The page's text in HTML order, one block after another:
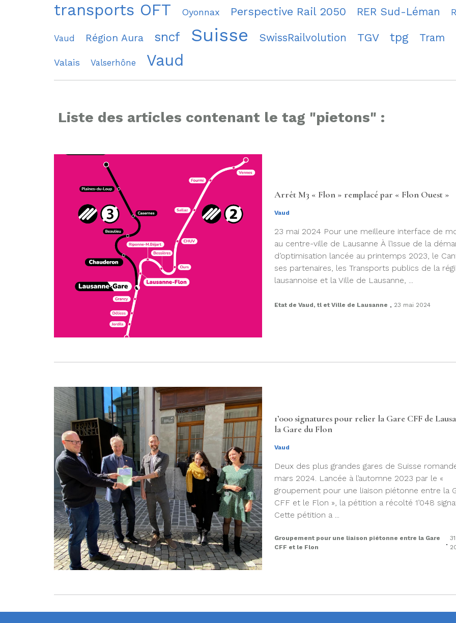
transports OFT
Oyonnax Perspective Rail 2050 RER Sud-Léman
Vaud Région Aura sncf Suisse SwissRailvolution TGV tpg Tram
Valais Valserhône Vaud
Liste des articles contenant le tag "pietons" :
Arrêt M3 « Flon » remplacé par « Flon Ouest »
Vaud
23 mai 2024 Pour une meilleure interface de
au centre-ville de Lausanne À l’issue de la
d’optimisation lancée au printemps 2023, le
ses partenaires, les Transports publics de la
lausannoise et la Ville de Lausanne, ...
Etat de Vaud, tl et Ville de Lausanne . 23 mai 2024
1’000 signatures pour relier la Gare CFF de
la Gare du Flon
Vaud
Deux des plus grandes gares de Suisse
mars 2024. Lancée à l’automne 2023 par le «
groupement pour une liaison piétonne entre la
CFF et le Flon », la pétition a récolté 1’048
Cette pétition a ...
Groupement pour une liaison piétonne entre la Gare
CFF et le Flon
.